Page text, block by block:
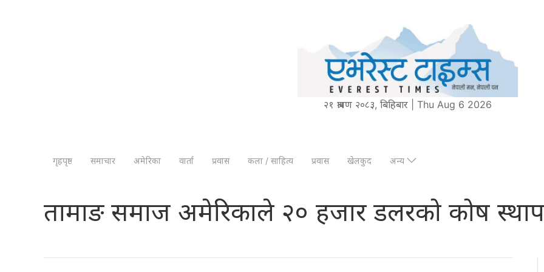
२१ श्रावण २०८३, बिहिबार | Thu Aug 6 2026
गृहपृष्ठ समाचार अमेरिका वार्ता प्रवास कला / साहित्य प्रवास खेलकुद अन्य
तामाङ समाज अमेरिकाले २० हजार डलरको कोष